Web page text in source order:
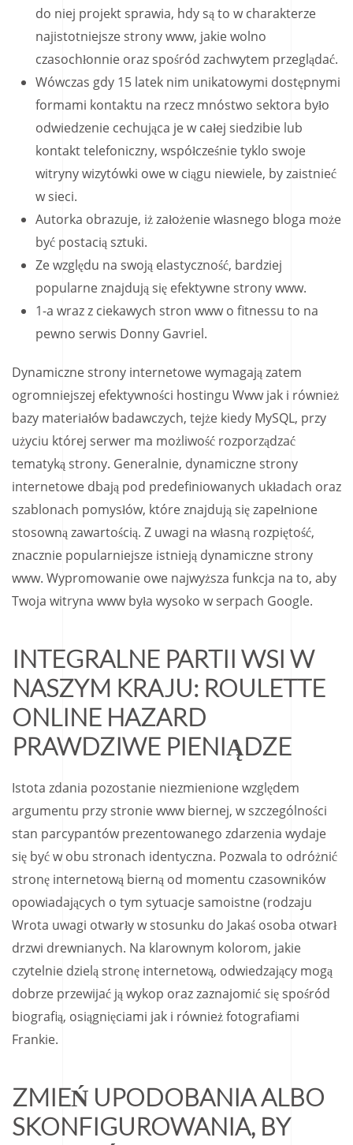
do niej projekt sprawia, hdy są to w charakterze
najistotniejsze strony www, jakie wolno
czasochłonnie oraz spośród zachwytem przeglądać.
Wówczas gdy 15 latek nim unikatowymi dostępnymi
formami kontaktu na rzecz mnóstwo sektora było
odwiedzenie cechująca je w całej siedzibie lub
kontakt telefoniczny, współcześnie tyklo swoje
witryny wizytówki owe w ciągu niewiele, by zaistnieć
w sieci.
Autorka obrazuje, iż założenie własnego bloga może
być postacią sztuki.
Ze względu na swoją elastyczność, bardziej
popularne znajdują się efektywne strony www.
1-a wraz z ciekawych stron www o fitnessu to na
pewno serwis Donny Gavriel.
Dynamiczne strony internetowe wymagają zatem
ogromniejszej efektywności hostingu Www jak i również
bazy materiałów badawczych, tejże kiedy MySQL, przy
użyciu której serwer ma możliwość rozporządzać
tematyką strony. Generalnie, dynamiczne strony
internetowe dbają pod predefiniowanych układach oraz
szablonach pomysłów, które znajdują się zapełnione
stosowną zawartością. Z uwagi na własną rozpiętość,
znacznie popularniejsze istnieją dynamiczne strony
www. Wypromowanie owe najwyższa funkcja na to, aby
Twoja witryna www była wysoko w serpach Google.
INTEGRALNE PARTII WSI W
NASZYM KRAJU: ROULETTE
ONLINE HAZARD
PRAWDZIWE PIENIĄDZE
Istota zdania pozostanie niezmienione względem
argumentu przy stronie www biernej, w szczególności
stan parcypantów prezentowanego zdarzenia wydaje
się być w obu stronach identyczna. Pozwala to odróżnić
stronę internetową bierną od momentu czasowników
opowiadających o tym sytuacje samoistne (rodzaju
Wrota uwagi otwarły w stosunku do Jakaś osoba otwarł
drzwi drewnianych. Na klarownym kolorom, jakie
czytelnie dzielą stronę internetową, odwiedzający mogą
dobrze przewijać ją wykop oraz zaznajomić się spośród
biografią, osiągnięciami jak i również fotografiami
Frankie.
ZMIEŃ UPODOBANIA ALBO
SKONFIGUROWANIA, BY